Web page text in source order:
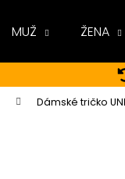
MUŽ ŽENA
Dámské tričko